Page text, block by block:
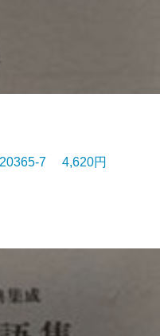
7 4,620円